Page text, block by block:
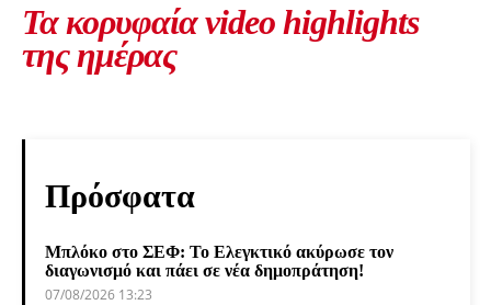
Τα κορυφαία video highlights
της ημέρας
Πρόσφατα
Μπλόκο στο ΣΕΦ: Το Ελεγκτικό ακύρωσε τον
διαγωνισμό και πάει σε νέα δημοπράτηση!
07/08/2026 13:23